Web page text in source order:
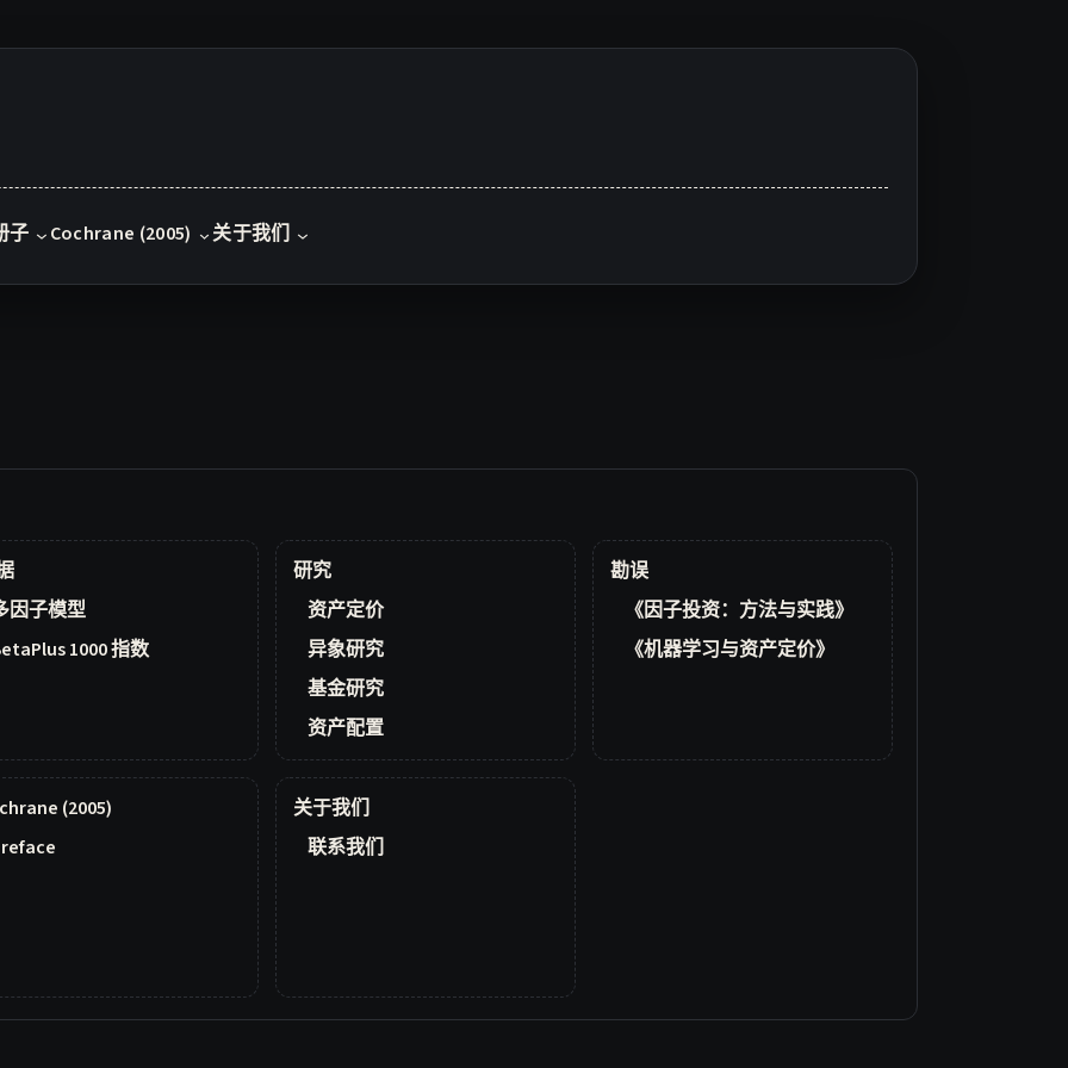
子 Cochrane (2005) 关于我们
因子模型
1000 指数
研究
资产定价
异象研究
基金研究
资产配置
勘误
《因子投资：方法与实践》
《机器学习与资产定价》
(2005)
关于我们
联系我们